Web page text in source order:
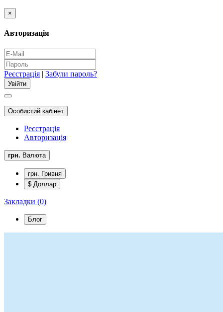
×
Авторизація
Реєстрація | Забули пароль?
Особистий кабінет
Реєстрація
Авторизація
грн. Валюта
грн. Гривня
$ Доллар
Закладки (0)
Блог